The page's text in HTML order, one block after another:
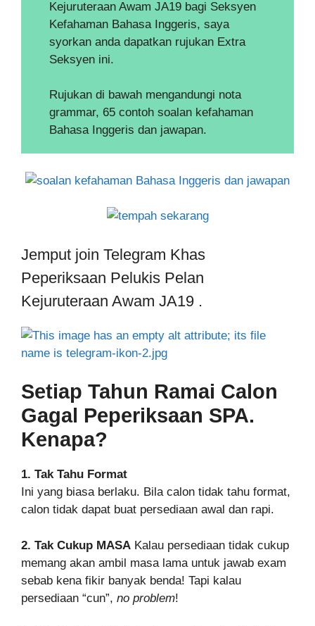
Kejuruteraan Awam JA19 bagi Seksyen
Kefahaman Bahasa Inggeris, saya
syorkan anda dapatkan rujukan Extra
Seksyen ini.
Rujukan di bawah mengandungi nota
grammar, 65 contoh soalan kefahaman
Bahasa Inggeris dan jawapan.
Jemput join Telegram Khas
Peperiksaan Pelukis Pelan
Kejuruteraan Awam JA19 .
Setiap Tahun Ramai Calon
Gagal Peperiksaan SPA.
Kenapa?
1. Tak Tahu Format
Ini yang biasa berlaku. Bila calon tidak tahu format,
calon tidak dapat buat persediaan awal dan rapi.
2. Tak Cukup MASA Kalau persediaan tidak cukup
memang akan ambil masa lama untuk jawab exam
sebab kena fikir banyak benda! Tapi kalau
persediaan “cun”, no problem!